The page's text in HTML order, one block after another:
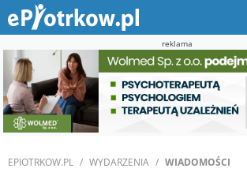
reklama
EPIOTRKOW.PL WYDARZENIA WIADOMOŚCI